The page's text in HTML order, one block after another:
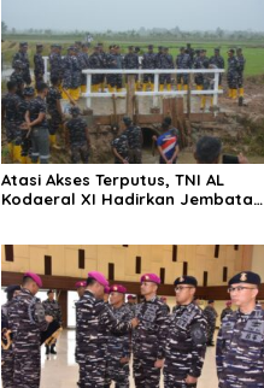
Atasi Akses Terputus, TNI AL
Kodaeral XI Hadirkan Jembatan